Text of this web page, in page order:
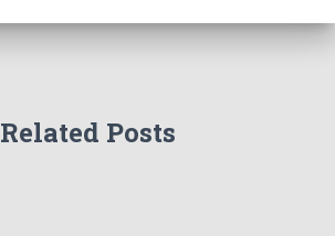
Related Posts